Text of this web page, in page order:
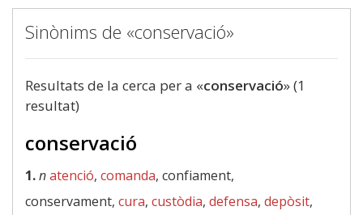
Sinònims de «conservació»
Resultats de la cerca per a «conservació» (1
resultat)
conservació
1.natenció, comanda, confiament,
conservament, cura, custòdia, defensa, depòsit,